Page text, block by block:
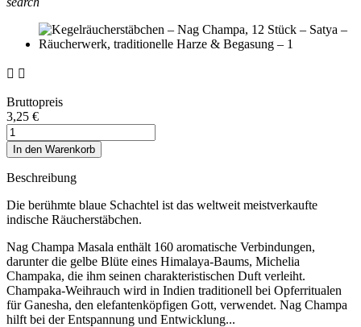
 
Bruttopreis
3,25 €
In den Warenkorb
Beschreibung
Die berühmte blaue Schachtel ist das weltweit meistverkaufte
indische Räucherstäbchen.
Nag Champa Masala enthält 160 aromatische Verbindungen,
darunter die gelbe Blüte eines Himalaya-Baums, Michelia
Champaka, die ihm seinen charakteristischen Duft verleiht.
Champaka-Weihrauch wird in Indien traditionell bei Opferritualen
für Ganesha, den elefantenköpfigen Gott, verwendet. Nag Champa
hilft bei der Entspannung und Entwicklung...